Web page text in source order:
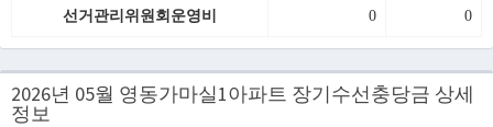
선거관리위원회운영비 0 0
2026년 05월 영동가마실1아파트 장기수선충당금 상세
정보